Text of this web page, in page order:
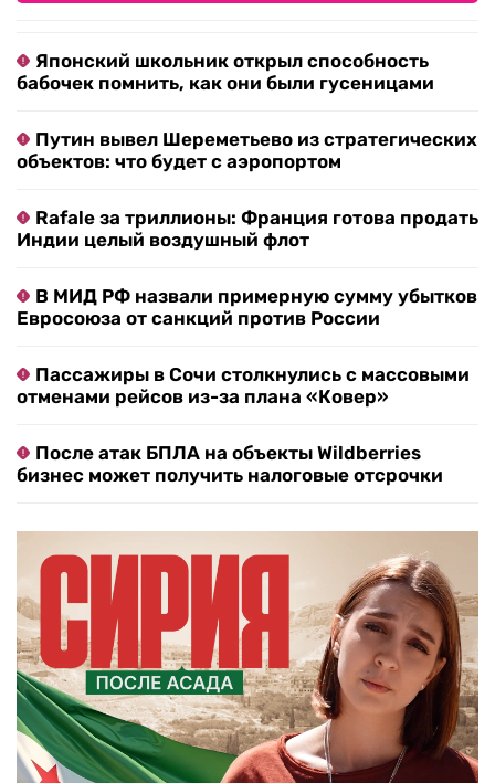
Японский школьник открыл способность
бабочек помнить, как они были гусеницами
Путин вывел Шереметьево из стратегических
объектов: что будет с аэропортом
Rafale за триллионы: Франция готова продать
Индии целый воздушный флот
В МИД РФ назвали примерную сумму убытков
Евросоюза от санкций против России
Пассажиры в Сочи столкнулись с массовыми
отменами рейсов из-за плана «Ковер»
После атак БПЛА на объекты Wildberries
бизнес может получить налоговые отсрочки